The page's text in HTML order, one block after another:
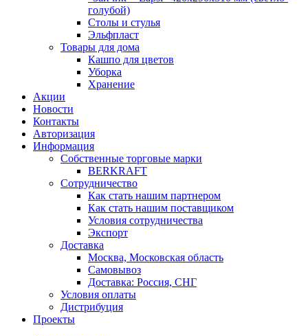
голубой)
Столы и стулья
Эльфпласт
Товары для дома
Кашпо для цветов
Уборка
Хранение
Акции
Новости
Контакты
Авторизация
Информация
Собственные торговые марки
BERKRAFT
Сотрудничество
Как стать нашим партнером
Как стать нашим поставщиком
Условия сотрудничества
Экспорт
Доставка
Москва, Московская область
Самовывоз
Доставка: Россия, СНГ
Условия оплаты
Дистрибуция
Проекты